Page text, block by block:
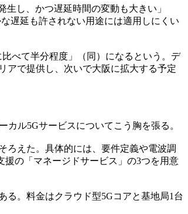
し、かつ遅延時間の変動も大きい」
遅延も許されない用途には適用しにくい
べて半分程度」（同）になるという。デ
アで提供し、次いで大阪に拡大する予定
ル5Gサービスについてこう胸を張る。
ろえた。具体的には、要件定義や電波調
の「マネージドサービス」の3つを用意
。料金はクラウド型5Gコアと基地局1台